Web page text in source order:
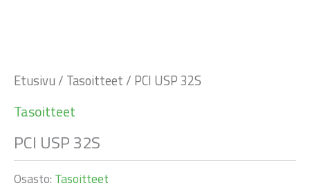
Etusivu/ Tasoitteet/ PCI USP 32S
Tasoitteet
PCI USP 32S
Osasto: Tasoitteet